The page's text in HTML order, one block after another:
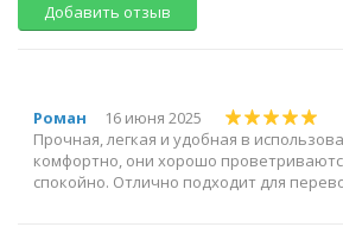
Добавить отзыв
Роман
16 июня 2025
Прочная, легкая и удобная в
комфортно, они хорошо
спокойно. Отлично подходит для